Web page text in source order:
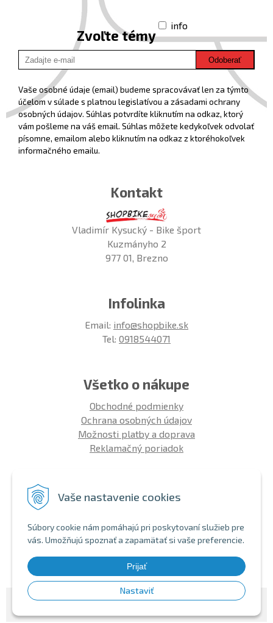
Vaše nastavenie cookies
Súbory cookie nám pomáhajú pri poskytovaní služieb pre
vás. Umožňujú spoznať a zapamätať si vaše preferencie.
Prijať
Nastaviť
Zvoľte témy
info
Odoberať
Vaše osobné údaje (email) budeme spracovávať len za týmto
účelom v súlade s platnou legislatívou a zásadami ochrany
osobných údajov. Súhlas potvrdíte kliknutím na odkaz, ktorý
vám pošleme na váš email. Súhlas môžete kedykoľvek odvolať
písomne, emailom alebo kliknutím na odkaz z ktoréhokoľvek
informačného emailu.
Kontakt
Vladimír Kysucký - Bike šport
Kuzmányho 2
977 01, Brezno
Infolinka
Email: info@shopbike.sk
Tel: 0918544071
Všetko o nákupe
Obchodné podmienky
Ochrana osobných údajov
Možnosti platby a doprava
Reklamačný poriadok
Aký bicykel kúpiť 26' | 27,5' | 29'
Nákup na splátky
Bezhotovostná platba
© 2026 SHOPBIKE •NextShop&e-shop Pohoda Connectorby